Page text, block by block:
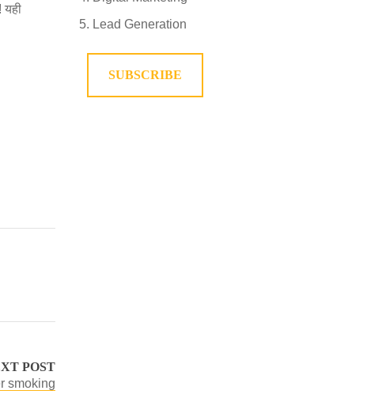
POST
smoking
Lead Generation
SUBSCRIBE